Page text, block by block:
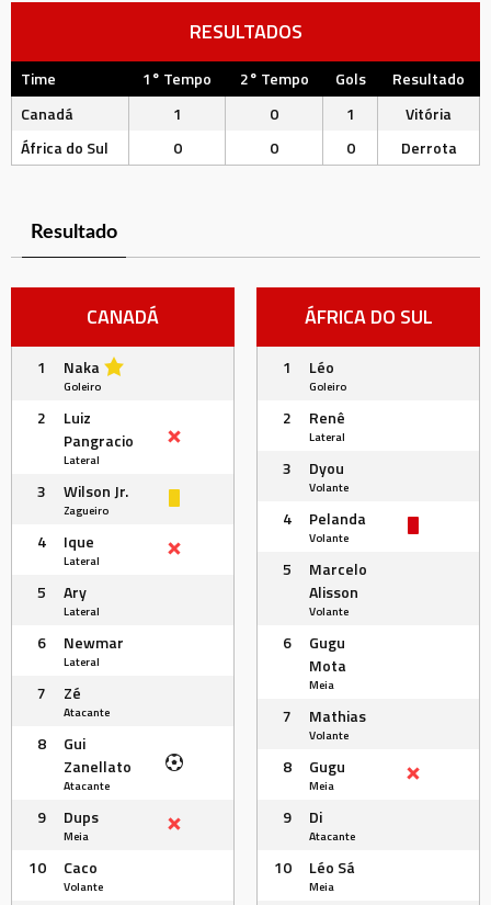
RESULTADOS
Time 1° Tempo 2° Tempo Gols
Resultado
Canadá
1 0 1
Vitória
África do Sul
0 0 0 Derrota
Resultado
CANADÁ
1 Naka
Goleiro
2
Luiz
Pangracio
Lateral
3 Wilson Jr.
Zagueiro
4 Ique
Lateral
5 Ary
Lateral
6 Newmar
Lateral
7 Zé
Atacante
8
Gui
Zanellato
Atacante
9 Dups
Meia
10 Caco
Volante
ÁFRICA DO SUL
1 Léo
Goleiro
2 Renê
Lateral
3 Dyou
Volante
4 Pelanda
Volante
5
Marcelo
Alisson
Volante
6
Gugu
Mota
Meia
7 Mathias
Volante
8 Gugu
Meia
9 Di
Atacante
10 Léo Sá
Meia